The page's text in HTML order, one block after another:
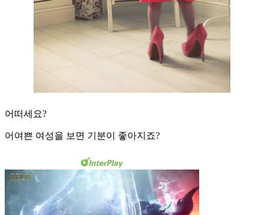
어떠세요?
어여쁜 여성을 보면 기분이 좋아지죠?